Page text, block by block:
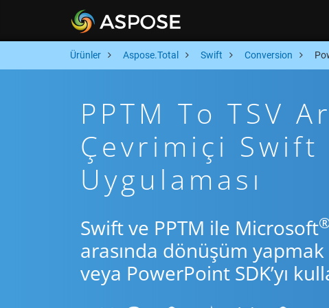
Ürünler Aspose.Total Swift Conversion
PPTM To TSV
Çevrimiçi Swift
Uygulaması
Swift ve PPTM ile Microsoft
arasında dönüşüm
veya PowerPoint SDK’yı